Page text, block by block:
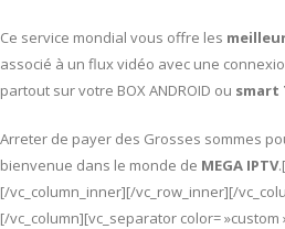
Ce service mondial vous offre les
associé à un flux vidéo avec une
partout sur votre BOX ANDROID ou smart
Arreter de payer des Grosses sommes
bienvenue dans le monde de MEGA IPTV
[/vc_column_inner][/vc_row_inner][/
[/vc_column][vc_separator color= »custom